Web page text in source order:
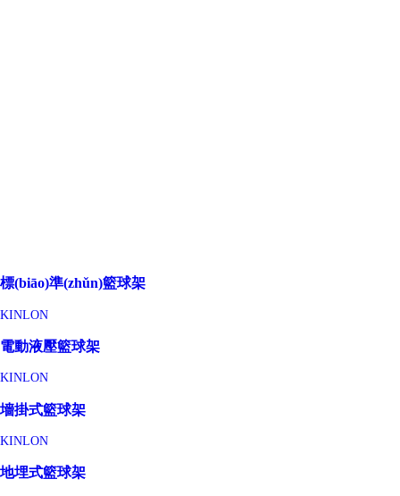
標(biāo)準(zhǔn)籃球架
KINLON
電動液壓籃球架
KINLON
墻掛式籃球架
KINLON
地埋式籃球架